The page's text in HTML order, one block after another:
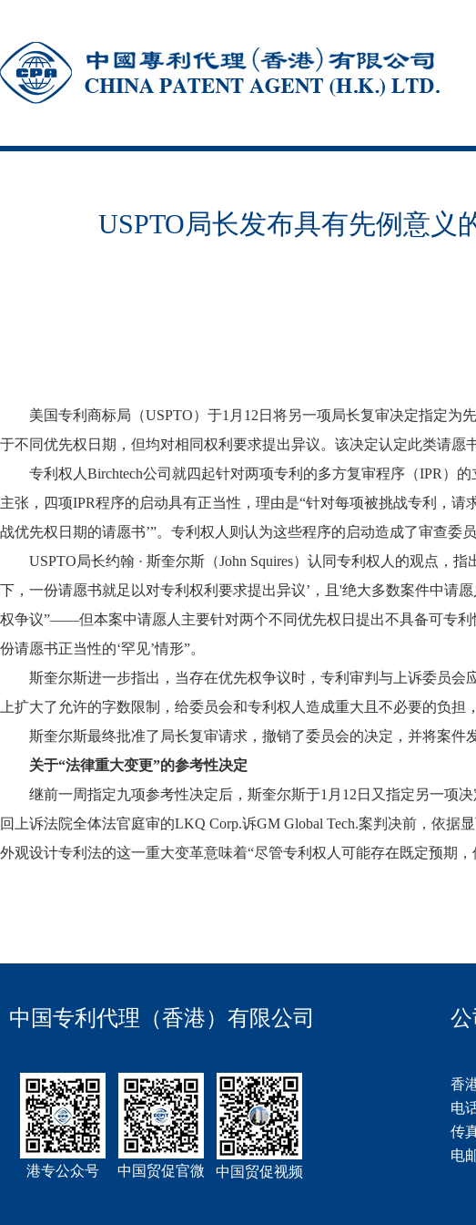
USPTO局长发布具有先例意
美国专利商标局（USPTO）于1月12日将另一项局长复审决定指定
于不同优先权日期，但均对相同权利要求提出异议。该决定认定此类请愿书
专利权人Birchtech公司就四起针对两项专利的多方复审程序（IPR）
主张，四项IPR程序的启动具有正当性，理由是“针对每项被挑战专利，
战优先权日期的请愿书’”。专利权人则认为这些程序的启动造成了审查委
USPTO局长约翰 · 斯奎尔斯（John Squires）认同专利权人的观点
下，一份请愿书就足以对专利权利要求提出异议’，且'绝大多数案件中请
权争议”——但本案中请愿人主要针对两个不同优先权日提出不具备可专
份请愿书正当性的‘罕见’情形”。
斯奎尔斯进一步指出，当存在优先权争议时，专利审判与上诉委员
上扩大了允许的字数限制，给委员会和专利权人造成重大且不必要的负
斯奎尔斯最终批准了局长复审请求，撤销了委员会的决定，并将案件
关于“法律重大变更”的参考性决定
继前一周指定九项参考性决定后，斯奎尔斯于1月12日又指定另一项
回上诉法院全体法官庭审的LKQ Corp.诉GM Global Tech.案判决前，依
外观设计专利法的这一重大变革意味着“尽管专利权人可能存在既定预期
中国专利代理（香港）有限公司
港专公众号 中国贸促官微 中国贸促视频
香
电
传
电